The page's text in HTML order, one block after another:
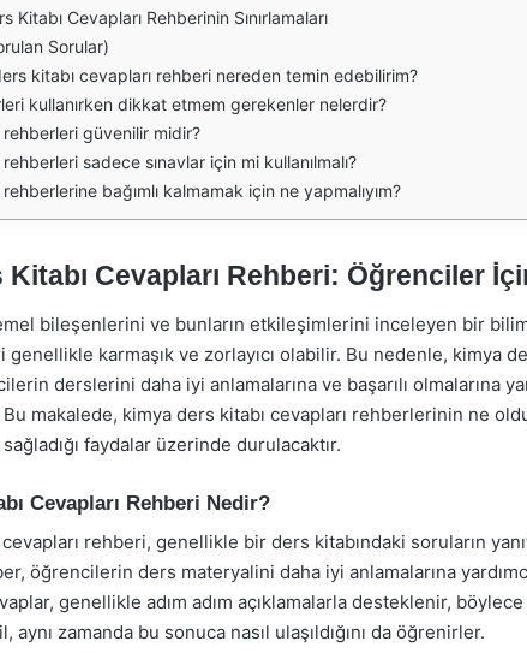
Kitabı Cevapları Rehberinin Sınırlamaları
Sorular)
kitabı cevapları rehberi nereden temin edebilirim?
kullanırken dikkat etmem gerekenler nelerdir?
güvenilir midir?
sadece sınavlar için mi kullanılmalı?
bağımlı kalmamak için ne yapmalıyım?
Cevapları Rehberi: Öğrenciler
bileşenlerini ve bunların etkileşimlerini inceleyen bir
karmaşık ve zorlayıcı olabilir. Bu nedenle, kimya
derslerini daha iyi anlamalarına ve başarılı olmalarına
makalede, kimya ders kitabı cevapları rehberlerinin ne
faydalar üzerinde durulacaktır.
Cevapları Rehberi Nedir?
rehberi, genellikle bir ders kitabındaki soruların
öğrencilerin ders materyalini daha iyi anlamalarına
genellikle adım adım açıklamalarla desteklenir,
aynı zamanda bu sonuca nasıl ulaşıldığını da öğrenirler.